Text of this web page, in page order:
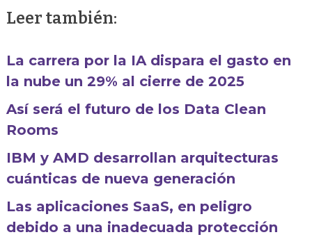
Leer también:
La carrera por la IA dispara el gasto en
la nube un 29% al cierre de 2025
Así será el futuro de los Data Clean
Rooms
IBM y AMD desarrollan arquitecturas
cuánticas de nueva generación
Las aplicaciones SaaS, en peligro
debido a una inadecuada protección